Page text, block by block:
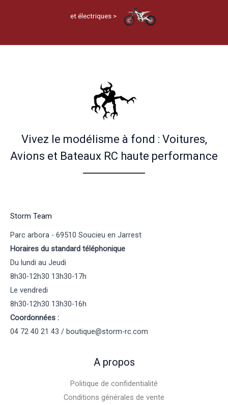
et électriques >
Vivez le modélisme à fond : Voitures,
Avions et Bateaux RC haute performance
Storm Team
Parc arbora - 69510 Soucieu en Jarrest
Horaires du standard téléphonique
Du lundi au Jeudi
8h30-12h30 13h30-17h
Le vendredi
8h30-12h30 13h30-16h
Coordonnées :
04 72 40 21 43 / boutique@storm-rc.com
A propos
Politique de confidentialité
Conditions générales de vente